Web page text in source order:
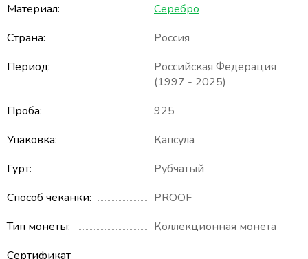
Материал
Серебро
Страна
Россия
Период
Российская Федерация
(1997 - 2025)
Проба
925
Упаковка
Капсула
Гурт
Рубчатый
Способ чеканки
PROOF
Тип монеты
Коллекционная монета
Сертификат